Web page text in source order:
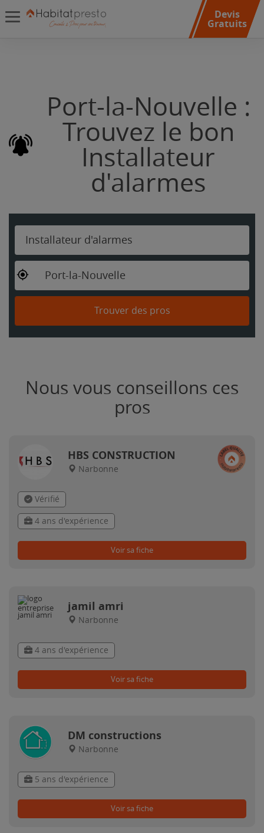
Devis
Gratuits
Port-la-Nouvelle :
Trouvez le bon
Installateur
d'alarmes
Installateur d'alarmes
Port-la-Nouvelle
Trouver des pros
Nous vous conseillons ces
pros
HBS CONSTRUCTION
Narbonne
Vérifié
4 ans d'expérience
Voir sa fiche
jamil amri
Narbonne
4 ans d'expérience
Voir sa fiche
DM constructions
Narbonne
5 ans d'expérience
Voir sa fiche